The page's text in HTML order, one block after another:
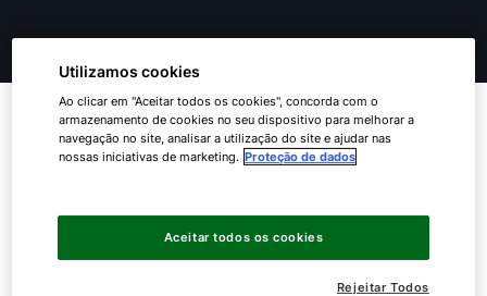
Soluciones WOLF en la
rehabilitación de los modernos
apartamentos RD Suites en
Rías Baixas
Utilizamos cookies
Ao clicar em "Aceitar todos os cookies", concorda com o
armazenamento de cookies no seu dispositivo para melhorar a
navegação no site, analisar a utilização do site e ajudar nas
nossas iniciativas de marketing. Proteção de dados
Rejeitar Todos
Aceitar todos os cookies